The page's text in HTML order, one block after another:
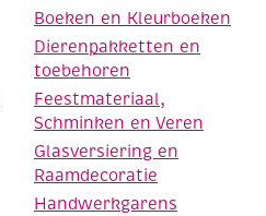
Boeken en Kleurboeken
Dierenpakketten en
toebehoren
Feestmateriaal,
Schminken en Veren
Glasversiering en
Raamdecoratie
Handwerkgarens